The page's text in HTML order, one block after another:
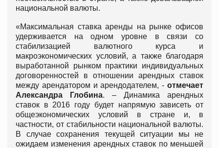
национальной валюты.
«Максимальная ставка аренды на рынке офисов
удерживается на одном уровне в связи со
стабилизацией валютного курса и
макроэкономических условий, а также благодаря
выработанной рынком практики индивидуальных
договоренностей в отношении арендных ставок
между арендатором и арендодателем, - отмечает
Александра Глобина. – Динамика арендных
ставок в 2016 году будет напрямую зависеть от
общеэкономических условий в стране и, в
частности, от стабильности национальной валюты.
В случае сохранения текущей ситуации мы не
ожидаем изменения арендных ставок по меньшей